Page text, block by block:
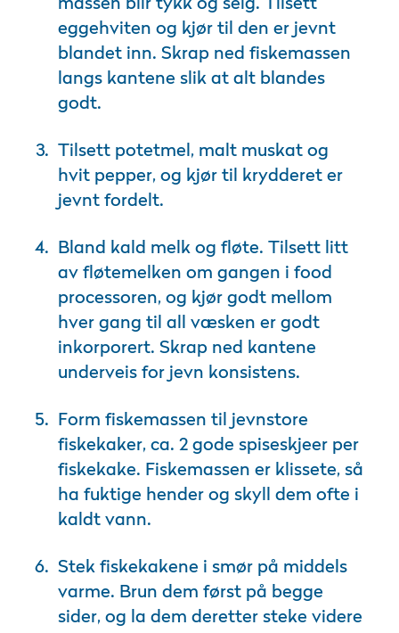
massen blir tykk og seig. Tilsett
eggehviten og kjør til den er jevnt
blandet inn. Skrap ned fiskemassen
langs kantene slik at alt blandes
godt.
Tilsett potetmel, malt muskat og
hvit pepper, og kjør til krydderet er
jevnt fordelt.
Bland kald melk og fløte. Tilsett litt
av fløtemelken om gangen i food
processoren, og kjør godt mellom
hver gang til all væsken er godt
inkorporert. Skrap ned kantene
underveis for jevn konsistens.
Form fiskemassen til jevnstore
fiskekaker, ca. 2 gode spiseskjeer per
fiskekake. Fiskemassen er klissete, så
ha fuktige hender og skyll dem ofte i
kaldt vann.
Stek fiskekakene i smør på middels
varme. Brun dem først på begge
sider, og la dem deretter steke videre